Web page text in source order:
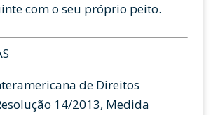
com o seu próprio peito.
de Direitos
14/2013, Medida